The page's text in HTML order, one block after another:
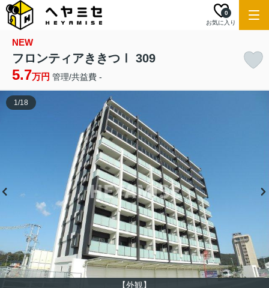
お気に入り
0
NEW
フロンティアききつⅠ 309
5.7万円 管理/共益費 -
【外観】
1/18